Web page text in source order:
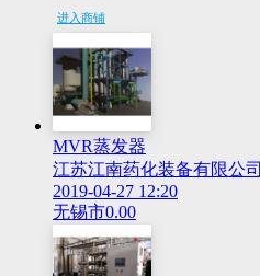
进入商铺
MVR蒸发器
江苏江南药化装备有限公司
2019-04-27 12:20
无锡市0.00